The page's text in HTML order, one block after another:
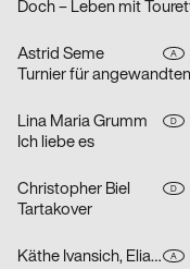
Astrid Seme A
Lina Maria Grumm D
Ich liebe es
Christopher Biel D
Tartakover
Käthe Ivansich, Elia Sarraffan A